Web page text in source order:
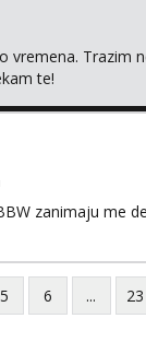
Trazim
te!
zanimaju me
5 6 ... 23